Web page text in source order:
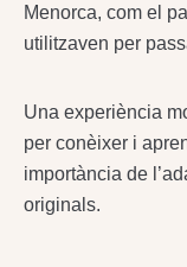
Menorca, com el
utilitzaven per
Una experiència
per conèixer i
importància de
originals.